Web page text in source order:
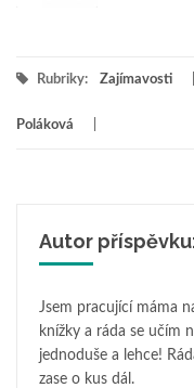
Rubriky: Zajímavosti
Poláková
Autor
Jsem pracující máma
knížky a ráda se učím
jednoduše a lehce!
zase o kus dál.